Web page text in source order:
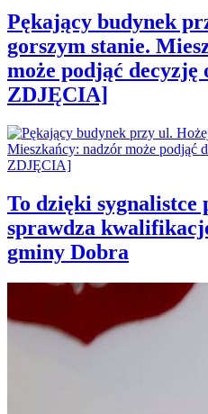
Pękający budynek
gorszym stanie.
może podjąć
ZDJĘCIA]
To dzięki
sprawdza
gminy Dobra